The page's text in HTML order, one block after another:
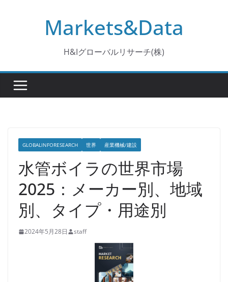
Markets&Data
H&Iグローバルリサーチ(株)
GLOBALINFORESEARCH 世界 産業機械/建設
水管ボイラの世界市場
2025：メーカー別、地域
別、タイプ・用途別
2024年5月28日 staff